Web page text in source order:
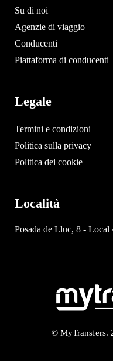
Su di noi
Agenzie di viaggio
Conducenti
Piattaforma di conducenti
Legale
Termini e condizioni
Politica sulla privacy
Politica dei cookie
Località
Posada de Lluc, 8 - Local
© MyTransfers.